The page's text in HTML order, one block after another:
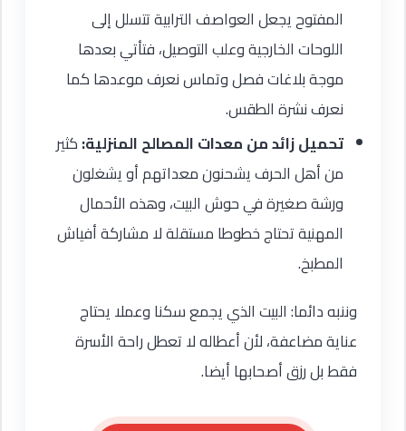
المفتوح يجعل العواصف الترابية تتسلل إلى
اللوحات الخارجية وعلب التوصيل، فتأتي بعدها
موجة بلاغات فصل وتماس نعرف موعدها كما
نعرف نشرة الطقس.
تحميل زائد من معدات المصالح المنزلية: كثير
من أهل الحرف يشحنون معداتهم أو يشغلون
ورشة صغيرة في حوش البيت، وهذه الأحمال
المهنية تحتاج خطوطا مستقلة لا مشاركة أفياش
المطبخ.
وننبه دائما: البيت الذي يجمع سكنا وعملا يحتاج
عناية مضاعفة، لأن أعطاله لا تعطل راحة الأسرة
فقط بل رزق أصحابها أيضا.